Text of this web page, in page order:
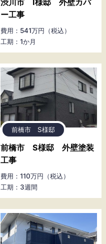
渋川市 I様邸 外壁カバ
ー工事
費用：541万円（税込）
工期：1か月
前橋市 S様邸
前橋市 S様邸 外壁塗装
工事
費用：110万円（税込）
工期：3週間